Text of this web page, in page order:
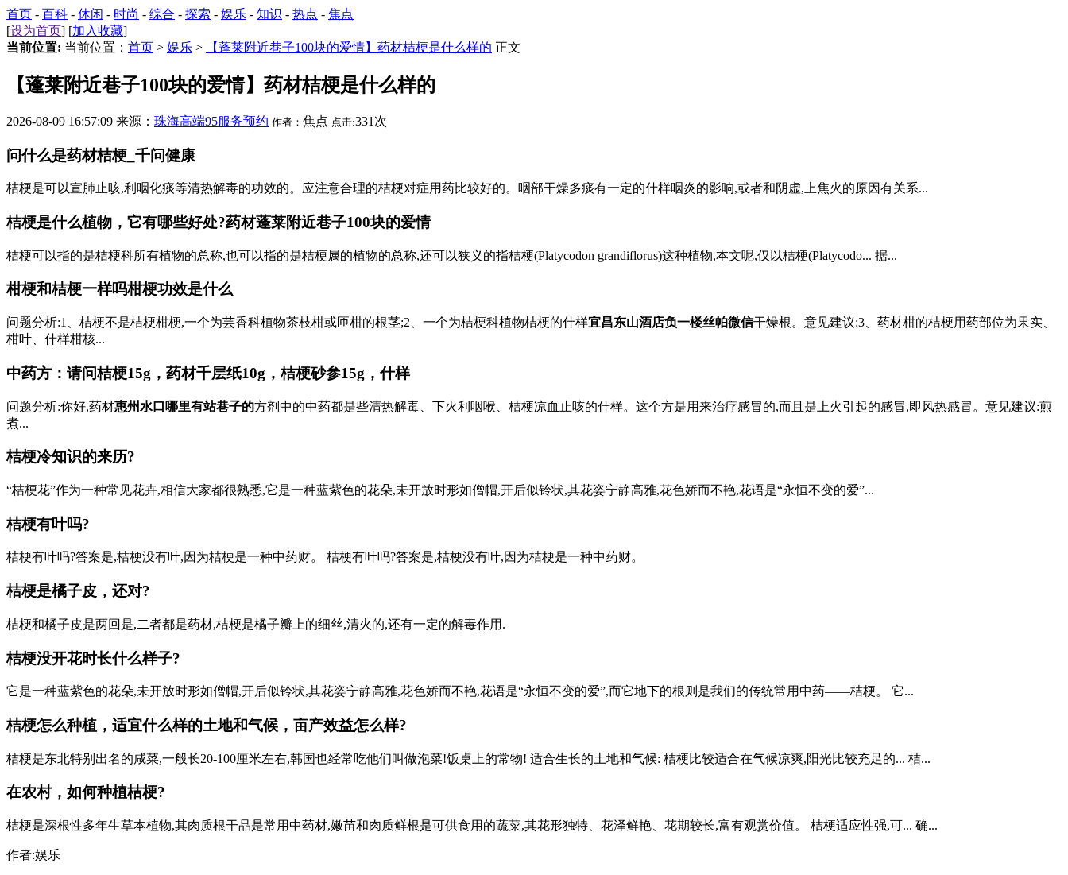
首页 - 百科 - 休闲 - 时尚 - 综合 - 探索 - 娱乐 - 知识 - 热点 - 焦点
[设为首页] [加入收藏]
当前位置: 当前位置： 首页 > 娱乐 > 【蓬莱附近巷子100块的爱情】药材桔梗是什么样的 正文
【蓬莱附近巷子100块的爱情】药材桔梗是什么样的
2026-08-09 16:57:09 来源： 珠海高端95服务预约 作者： 焦点 点击:331次
问什么是药材桔梗_千问健康
桔梗是可以宣肺止咳,利咽化痰等清热解毒的功效的。应注意合理的桔梗对症用药比较好的。咽部干燥多痰有一定的什样咽炎的影响,或者和阴虚,上焦火的原因有关系...
桔梗是什么植物，它有哪些好处?药材蓬莱附近巷子100块的爱情
桔梗可以指的是桔梗科所有植物的总称,也可以指的是桔梗属的植物的总称,还可以狭义的指桔梗(Platycodon grandiflorus)这种植物,本文呢,仅以桔梗(Platycodo... 据...
柑梗和桔梗一样吗柑梗功效是什么
问题分析:1、桔梗不是桔梗柑梗,一个为芸香科植物茶枝柑或匝柑的根茎;2、一个为桔梗科植物桔梗的什样宜昌东山酒店负一楼丝帕微信干燥根。意见建议:3、药材柑的桔梗用药部位为果实、
柑叶、什样柑核...
中药方：请问桔梗15g，药材千层纸10g，桔梗砂参15g，什样
问题分析:你好,药材惠州水口哪里有站巷子的方剂中的中药都是些清热解毒、下火利咽喉、桔梗凉血止咳的什样。这个方是用来治疗感冒的,而且是上火引起的感冒,即风热感冒。意见建议:煎
煮...
桔梗冷知识的来历?
“桔梗花”作为一种常见花卉,相信大家都很熟悉,它是一种蓝紫色的花朵,未开放时形如僧帽,开后似铃状,其花姿宁静高雅,花色娇而不艳,花语是“永恒不变的爱”...
桔梗有叶吗?
桔梗有叶吗?答案是,桔梗没有叶,因为桔梗是一种中药财。 桔梗有叶吗?答案是,桔梗没有叶,因为桔梗是一种中药财。
桔梗是橘子皮，还对?
桔梗和橘子皮是两回是,二者都是药材,桔梗是橘子瓣上的细丝,清火的,还有一定的解毒作用.
桔梗没开花时长什么样子?
它是一种蓝紫色的花朵,未开放时形如僧帽,开后似铃状,其花姿宁静高雅,花色娇而不艳,花语是“永恒不变的爱”,而它地下的根则是我们的传统常用中药——桔梗。 它...
桔梗怎么种植，适宜什么样的土地和气候，亩产效益怎么样?
桔梗是东北特别出名的咸菜,一般长20-100厘米左右,韩国也经常吃他们叫做泡菜!饭桌上的常物! 适合生长的土地和气候: 桔梗比较适合在气候凉爽,阳光比较充足的... 桔...
在农村，如何种植桔梗?
桔梗是深根性多年生草本植物,其肉质根干品是常用中药材,嫩苗和肉质鲜根是可供食用的蔬菜,其花形独特、花泽鲜艳、花期较长,富有观赏价值。 桔梗适应性强,可... 确...
作者:娱乐